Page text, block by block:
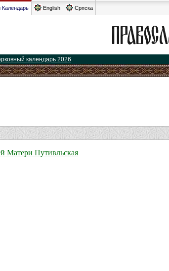
English Српска
календарь 2026
Матери Путивльская